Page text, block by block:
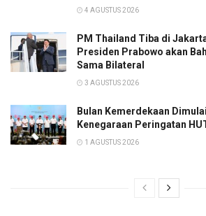
4 AGUSTUS 2026
PM Thailand Tiba di
Presiden Prabowo akan
Sama Bilateral
3 AGUSTUS 2026
Bulan Kemerdekaan
Kenegaraan Peringatan
1 AGUSTUS 2026